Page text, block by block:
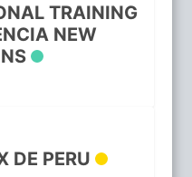
TRAINING
NEW
DE PERU